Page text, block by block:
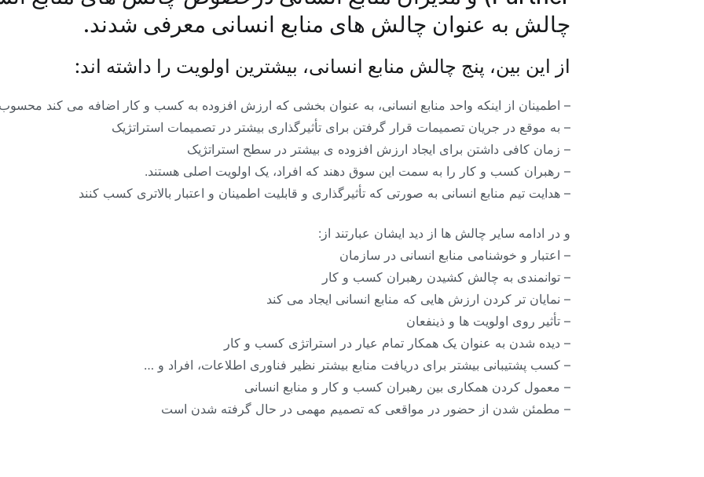
چالش به عنوان چالش های منابع انسانی معرفی شدند.
از این بین، پنج چالش منابع انسانی، بیشترین اولویت را داشته اند:
– اطمینان از اینکه واحد منابع انسانی، به عنوان بخشی که ارزش افزوده به کسب و کار اضافه می کند
– به موقع در جریان تصمیمات قرار گرفتن برای تأثیرگذاری بیشتر در تصمیمات استراتژیک
– زمان کافی داشتن برای ایجاد ارزش افزوده ی بیشتر در سطح استراتژیک
– رهبران کسب و کار را به سمت این سوق دهند که افراد، یک اولویت اصلی هستند.
– هدایت تیم منابع انسانی به صورتی که تأثیرگذاری و قابلیت اطمینان و اعتبار بالاتری کسب کنند
و در ادامه سایر چالش ها از دید ایشان عبارتند از:
– اعتبار و خوشنامی منابع انسانی در سازمان
– توانمندی به چالش کشیدن رهبران کسب و کار
– نمایان تر کردن ارزش هایی که منابع انسانی ایجاد می کند
– تأثیر روی اولویت ها و ذینفعان
– دیده شدن به عنوان یک همکار تمام عیار در استراتژی کسب و کار
– کسب پشتیبانی بیشتر برای دریافت منابع بیشتر نظیر فناوری اطلاعات، افراد و …
– معمول کردن همکاری بین رهبران کسب و کار و منابع انسانی
– مطمئن شدن از حضور در مواقعی که تصمیم مهمی در حال گرفته شدن است